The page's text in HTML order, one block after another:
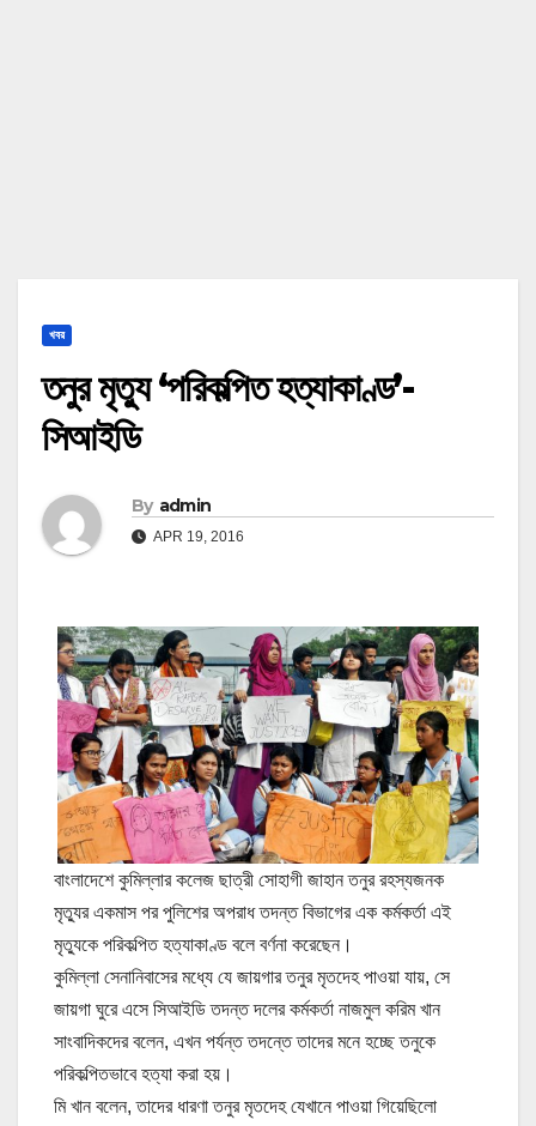
খবর
তনুর মৃত্যু ‘পরিকল্পিত হত্যাকাণ্ড’-
সিআইডি
By admin
APR 19, 2016
বাংলাদেশে কুমিল্লার কলেজ ছাত্রী সোহাগী জাহান তনুর রহস্যজনক
মৃত্যুর একমাস পর পুলিশের অপরাধ তদন্ত বিভাগের এক কর্মকর্তা এই
মৃত্যুকে পরিকল্পিত হত্যাকাণ্ড বলে বর্ণনা করেছেন।
কুমিল্লা সেনানিবাসের মধ্যে যে জায়গার তনুর মৃতদেহ পাওয়া যায়, সে
জায়গা ঘুরে এসে সিআইডি তদন্ত দলের কর্মকর্তা নাজমুল করিম খান
সাংবাদিকদের বলেন, এখন পর্যন্ত তদন্তে তাদের মনে হচ্ছে তনুকে
পরিকল্পিতভাবে হত্যা করা হয়।
মি খান বলেন, তাদের ধারণা তনুর মৃতদেহ যেখানে পাওয়া গিয়েছিলো